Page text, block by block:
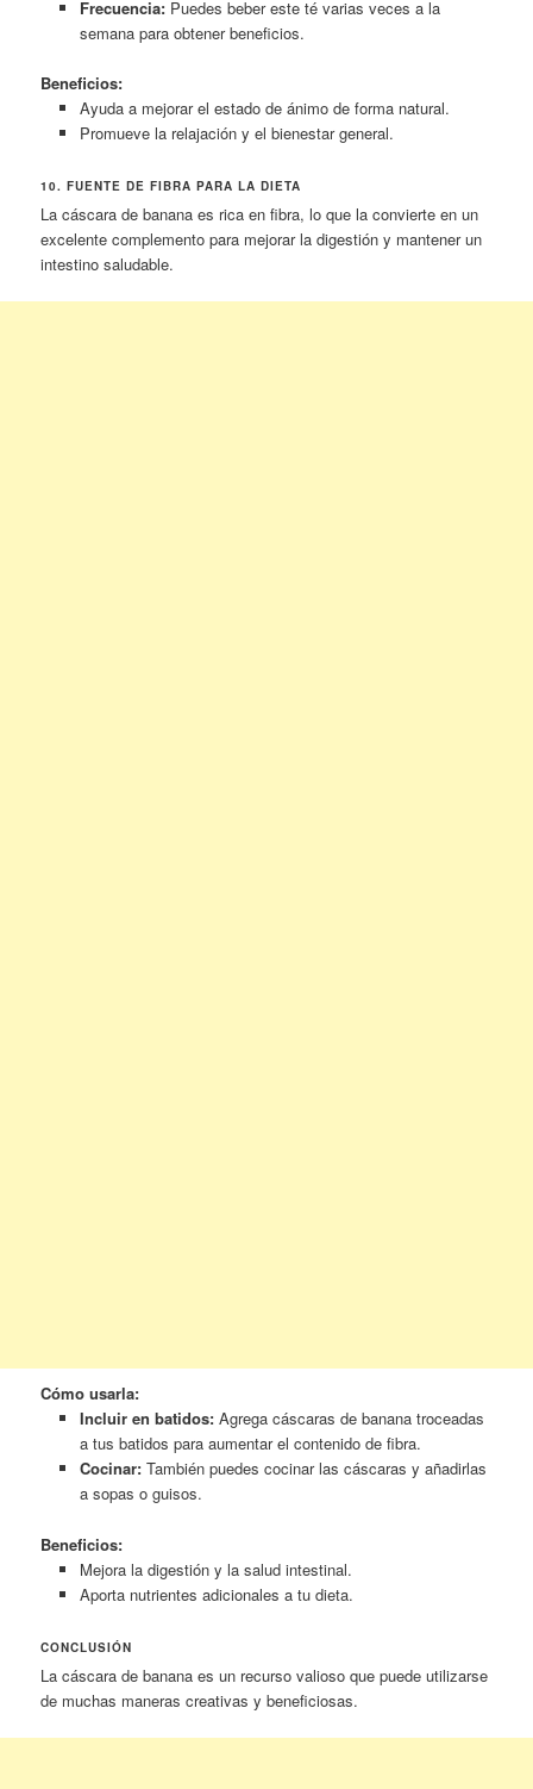
Frecuencia:Puedes beber este té varias veces a la
semana para obtener beneficios.
Beneficios:
Ayuda a mejorar el estado de ánimo de forma natural.
Promueve la relajación y el bienestar general.
10. FUENTE DE FIBRA PARA LA DIETA
La cáscara de banana es rica en fibra, lo que la convierte en un
excelente complemento para mejorar la digestión y mantener un
intestino saludable.
Cómo usarla:
Incluir en batidos:Agrega cáscaras de banana troceadas
a tus batidos para aumentar el contenido de fibra.
Cocinar:También puedes cocinar las cáscaras y añadirlas
a sopas o guisos.
Beneficios:
Mejora la digestión y la salud intestinal.
Aporta nutrientes adicionales a tu dieta.
CONCLUSIÓN
La cáscara de banana es un recurso valioso que puede utilizarse
de muchas maneras creativas y beneficiosas.